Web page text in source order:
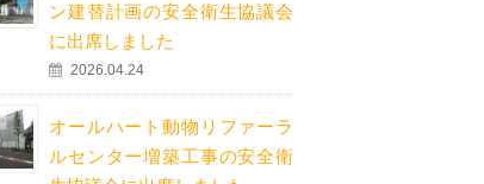
ン建替計画の安全衛生協議会
に出席しました
2026.04.24
オールハート動物リファーラ
ルセンター増築工事の安全衛